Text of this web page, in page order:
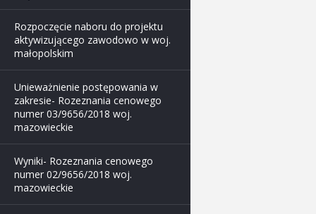
Rozpoczęcie naboru do projektu
aktywizującego zawodowo w woj.
małopolskim
Unieważnienie postępowania w
zakresie- Rozeznania cenowego
numer 03/9656/2018 woj.
mazowieckie
Wyniki- Rozeznania cenowego
numer 02/9656/2018 woj.
mazowieckie